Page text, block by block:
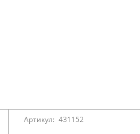
Артикул: 431152